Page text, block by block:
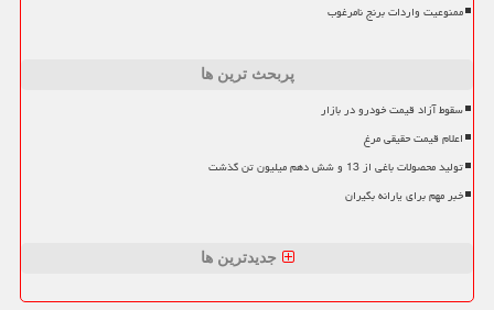
ممنوعیت واردات برنج نامرغوب
پربحث ترین ها
سقوط آزاد قیمت خودرو در بازار
اعلام قیمت حقیقی مرغ
تولید محصولات باغی از 13 و شش دهم میلیون تن گذشت
خبر مهم برای یارانه بگیران
جدیدترین ها